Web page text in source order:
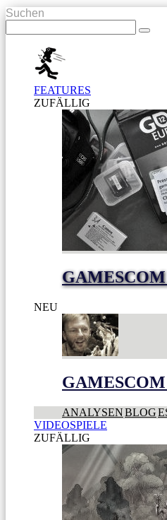
Suchen
FEATURES
ZUFÄLLIG
NEU
GAMESCOM
ANALYSENBLOG
VIDEOSPIELE
ZUFÄLLIG